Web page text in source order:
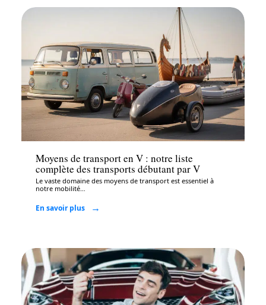
Auto
Moyens de transport en V : notre liste
complète des transports débutant par V
Le vaste domaine des moyens de transport est essentiel à
notre mobilité
En savoir plus